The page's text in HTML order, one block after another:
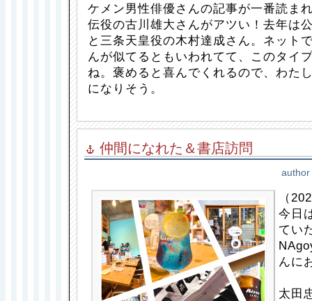
ケメン男性俳優さんの記事が一番読ま
伝役の古川雄大さんがアツい！去年は
と三条天皇役の木村達成さん。ネット
んが似てるともいわれてて、このタイ
ね。褒めると喜んでくれるので、わた
になりそう。
仲間になれた＆書店訪問
（
今日
てい
んに
太田